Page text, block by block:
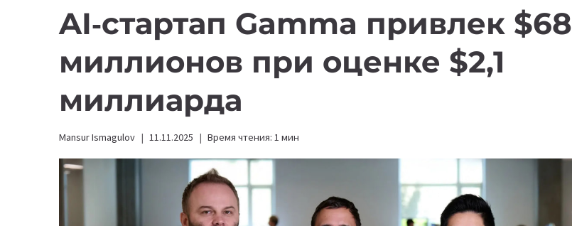
AI‑стартап Gamma привлек $68
миллионов при оценке $2,1
миллиарда
Mansur Ismagulov 11.11.2025 Время чтения: 1 мин